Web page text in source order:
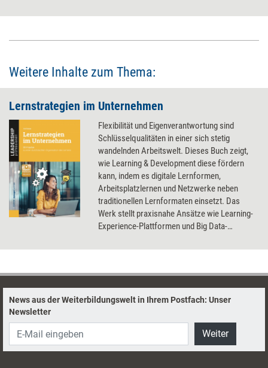
Weitere Inhalte zum Thema:
Lernstrategien im Unternehmen
Flexibilität und Eigenverantwortung sind
Schlüsselqualitäten in einer sich stetig
wandelnden Arbeitswelt. Dieses Buch zeigt,
wie Learning & Development diese fördern
kann, indem es digitale Lernformen,
Arbeitsplatzlernen und Netzwerke neben
traditionellen Lernformaten einsetzt. Das
Werk stellt praxisnahe Ansätze wie Learning-
Experience-Plattformen und Big Data-
Lernstrategien im Unternehmen vor. Ein
Lernlösungen in ihrem Unternehmen suchen.
News aus der Weiterbildungswelt in Ihrem Postfach: Unser
Newsletter
Weiter